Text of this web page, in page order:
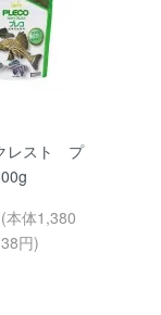
レスト プ
本体1,380
円)